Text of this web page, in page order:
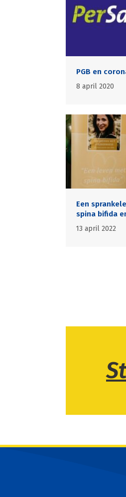
PGB en
8 april 2020
Een
spina bifida
13 april 2022